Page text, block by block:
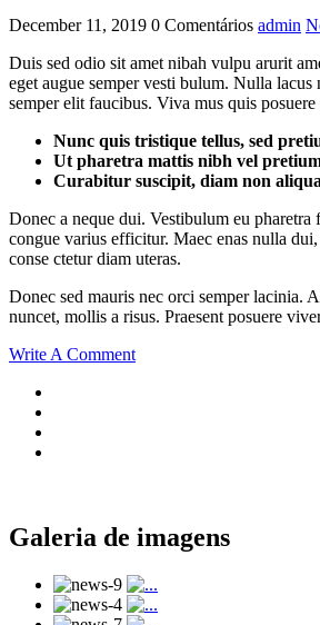
December 11, 2019 0 Comentários admin
Duis sed odio sit amet nibah vulpu arurit
eget augue semper vesti bulum. Nulla
semper elit faucibus. Viva mus quis
Nunc quis tristique tellus, sed
Ut pharetra mattis nibh vel
Curabitur suscipit, diam non
Donec a neque dui. Vestibulum eu
congue varius efficitur. Maec enas nulla
conse ctetur diam uteras.
Donec sed mauris nec orci semper lacinia.
nuncet, mollis a risus. Praesent posuere
Write A Comment
Galeria de imagens